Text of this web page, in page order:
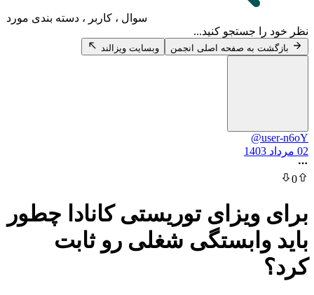
سوال ، کاربر ، دسته بندی مورد
جستجو کنید...
به صفحه اصلی انجمن وبسایت ویزالند
توریستی کانادا چطور
شغلی رو ثابت